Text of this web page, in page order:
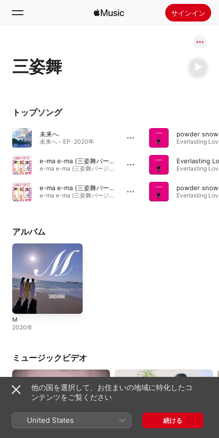
サインイン
ホーム
ラジオ
三姿舞
トップソング
未来へ
未来へ - EP · 2020年
e-ma e-ma (三姿舞バージョン / インストゥルメンタル)
e-ma e-ma (三姿舞バージョン) - Single · 2021年
e-ma e-ma (三姿舞バージョン)
e-ma e-ma (三姿舞バージョン) - Single · 2021年
powder snow
アルバム
M
2020年
ミュージックビデオ
バラの魔法
M
他の国を選択して、お住まいの地域に特化したコ
ンテンツをご覧ください
United States 続ける